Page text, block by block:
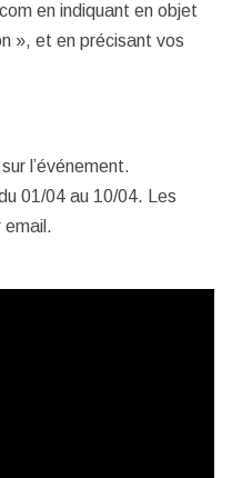
en indiquant en objet
», et en précisant vos
l’événement.
01/04 au 10/04. Les
email.